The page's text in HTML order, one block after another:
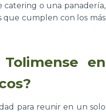
catering o una panadería,
que cumplen con los más
en
para reunir en un solo